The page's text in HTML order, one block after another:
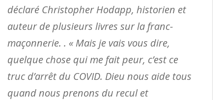
déclaré Christopher Hodapp, historien et
auteur de plusieurs livres sur la franc-
maçonnerie. . « Mais je vais vous dire,
quelque chose qui me fait peur, c’est ce
truc d’arrêt du COVID. Dieu nous aide tous
quand nous prenons du recul et